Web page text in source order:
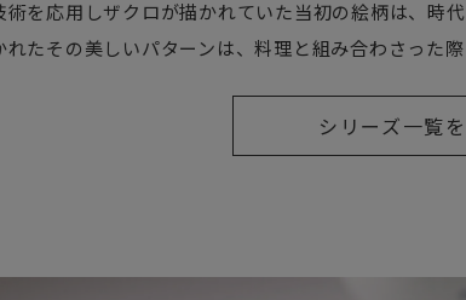
術を応用しザクロが描かれていた当初の絵柄は、時
れたその美しいパターンは、料理と組み合わさった際
シリーズ一覧